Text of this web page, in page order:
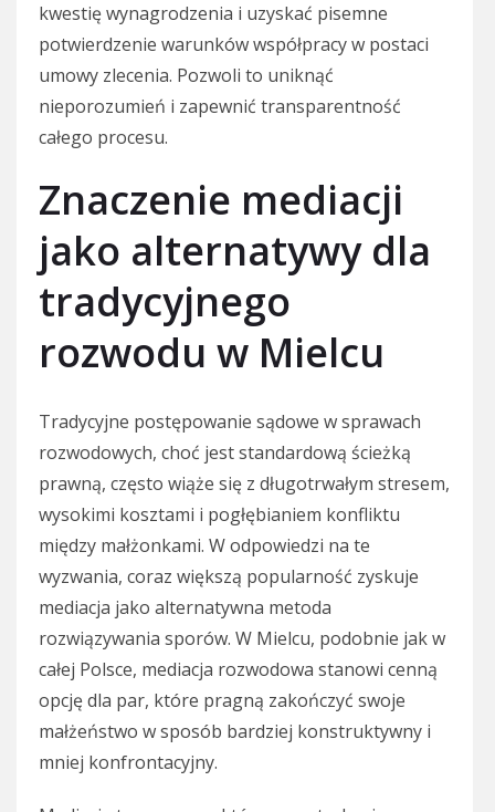
kwestię wynagrodzenia i uzyskać pisemne
potwierdzenie warunków współpracy w postaci
umowy zlecenia. Pozwoli to uniknąć
nieporozumień i zapewnić transparentność
całego procesu.
Znaczenie mediacji
jako alternatywy dla
tradycyjnego
rozwodu w Mielcu
Tradycyjne postępowanie sądowe w sprawach
rozwodowych, choć jest standardową ścieżką
prawną, często wiąże się z długotrwałym stresem,
wysokimi kosztami i pogłębianiem konfliktu
między małżonkami. W odpowiedzi na te
wyzwania, coraz większą popularność zyskuje
mediacja jako alternatywna metoda
rozwiązywania sporów. W Mielcu, podobnie jak w
całej Polsce, mediacja rozwodowa stanowi cenną
opcję dla par, które pragną zakończyć swoje
małżeństwo w sposób bardziej konstruktywny i
mniej konfrontacyjny.